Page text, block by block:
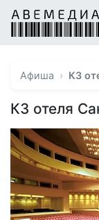
Афиша КЗ
КЗ отеля